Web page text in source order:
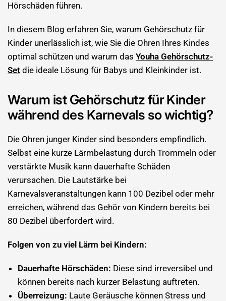
Hörschäden führen.
In diesem Blog erfahren Sie, warum Gehörschutz für
Kinder unerlässlich ist, wie Sie die Ohren Ihres Kindes
optimal schützen und warum dasYouha Gehörschutz-
Set die ideale Lösung für Babys und Kleinkinder ist.
Warum ist Gehörschutz für Kinder
während des Karnevals so wichtig?
Die Ohren junger Kinder sind besonders empfindlich.
Selbst eine kurze Lärmbelastung durch Trommeln oder
verstärkte Musik kann dauerhafte Schäden
verursachen. Die Lautstärke bei
Karnevalsveranstaltungen kann 100 Dezibel oder mehr
erreichen, während das Gehör von Kindern bereits bei
80 Dezibel überfordert wird.
Folgen von zu viel Lärm bei Kindern:
Dauerhafte Hörschäden: Diese sind irreversibel und
können bereits nach kurzer Belastung auftreten.
Überreizung: Laute Geräusche können Stress und